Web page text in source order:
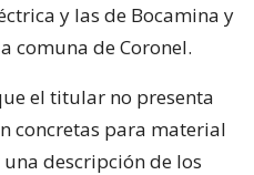
y las de Bocamina y
comuna de Coronel.
el titular no presenta
concretas para material
descripción de los